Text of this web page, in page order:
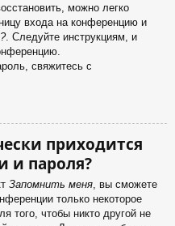
можно легко
входа на конференцию и
. Следуйте инструкциям, и
свяжитесь с
приходится
и пароля?
Запомнить меня, вы сможете
только некоторое
того, чтобы никто другой не